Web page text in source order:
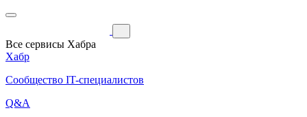
Все сервисы Хабра
Хабр
Сообщество IT-специалистов
Q&A